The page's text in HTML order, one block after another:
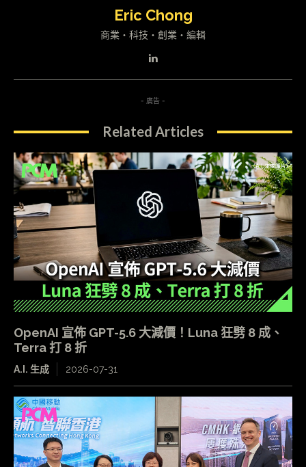
Eric Chong
商業・科技・創業・編輯
- 廣告 -
Related Articles
OpenAI 宣佈 GPT-5.6 大減價！Luna 狂劈 8 成、
Terra 打 8 折
A.I. 生成 2026-07-31